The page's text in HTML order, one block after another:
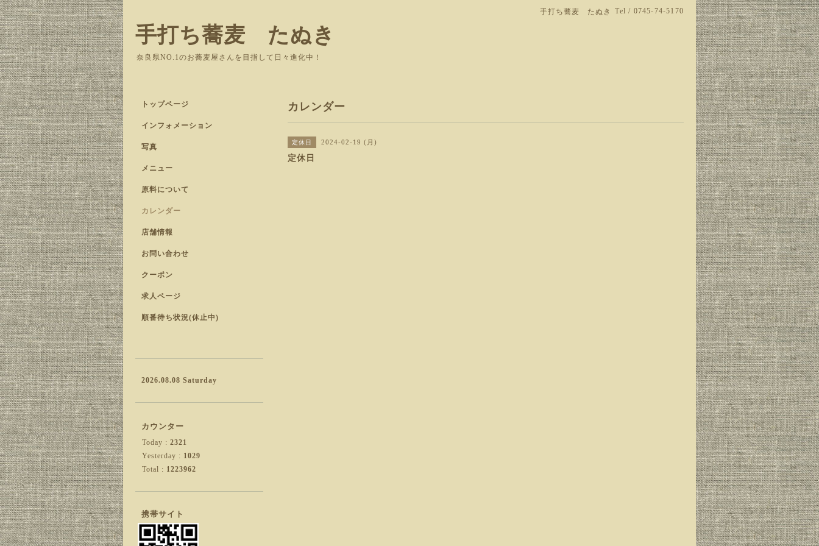
手打ち蕎麦 たぬき Tel / 0745-74-5170
手打ち蕎麦 たぬき
奈良県NO.1のお蕎麦屋さんを目指して日々進化中！
カレンダー
定休日 2024-02-19 (月)
定休日
トップページ
インフォメーション
写真
メニュー
原料について
カレンダー
店舗情報
お問い合わせ
クーポン
求人ページ
順番待ち状況(休止中)
2026.08.08 Saturday
カウンター
Today : 2321
Yesterday : 1029
Total : 1223962
携帯サイト